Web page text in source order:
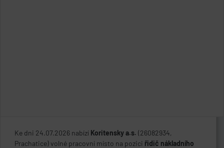
Ke dni 24.07.2026 nabízí Koritensky a.s. (26082934,
Prachatice) volné pracovní místo na pozici řidič nákladního